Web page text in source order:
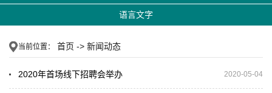
语言文字
当前位置： 首页 -> 新闻动态
2020年首场线下招聘会举办 2020-05-04